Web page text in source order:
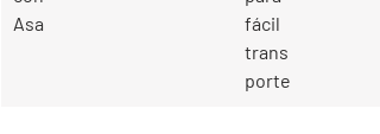
Asa
fácil
trans
porte